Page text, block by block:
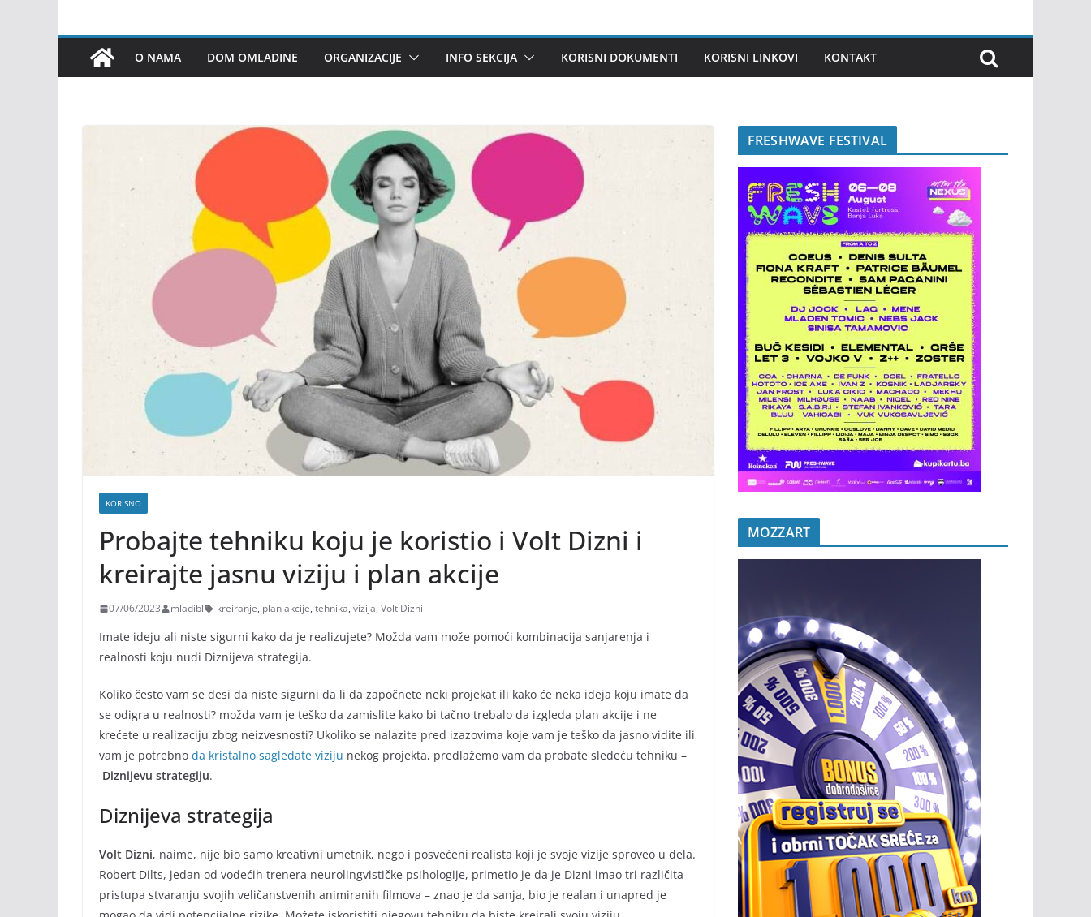
O NAMA DOM OMLADINE ORGANIZACIJE INFO SEKCIJA KORISNI DOKUMENTI KORISNI LINKOVI KONTAKT
KORISNO
Probajte tehniku koju je koristio i Volt Dizni i
kreirajte jasnu viziju i plan akcije
07/06/2023 mladibl kreiranje, plan akcije, tehnika, vizija, Volt Dizni
Imate ideju ali niste sigurni kako da je realizujete? Možda vam može pomoći kombinacija sanjarenja i
realnosti koju nudi Diznijeva strategija.
Koliko često vam se desi da niste sigurni da li da započnete neki projekat ili kako će neka ideja koju imate da
se odigra u realnosti? možda vam je teško da zamislite kako bi tačno trebalo da izgleda plan akcije i ne
krećete u realizaciju zbog neizvesnosti? Ukoliko se nalazite pred izazovima koje vam je teško da jasno vidite ili
vam je potrebno da kristalno sagledate viziju nekog projekta, predlažemo vam da probate sledeću tehniku –
Diznijevu strategiju.
Diznijeva strategija
Volt Dizni, naime, nije bio samo kreativni umetnik, nego i posvećeni realista koji je svoje vizije sproveo u dela.
Robert Dilts, jedan od vodećih trenera neurolingvističke psihologije, primetio je da je Dizni imao tri različita
pristupa stvaranju svojih veličanstvenih animiranih filmova – znao je da sanja, bio je realan i unapred je
FRESHWAVE FESTIVAL
MOZZART